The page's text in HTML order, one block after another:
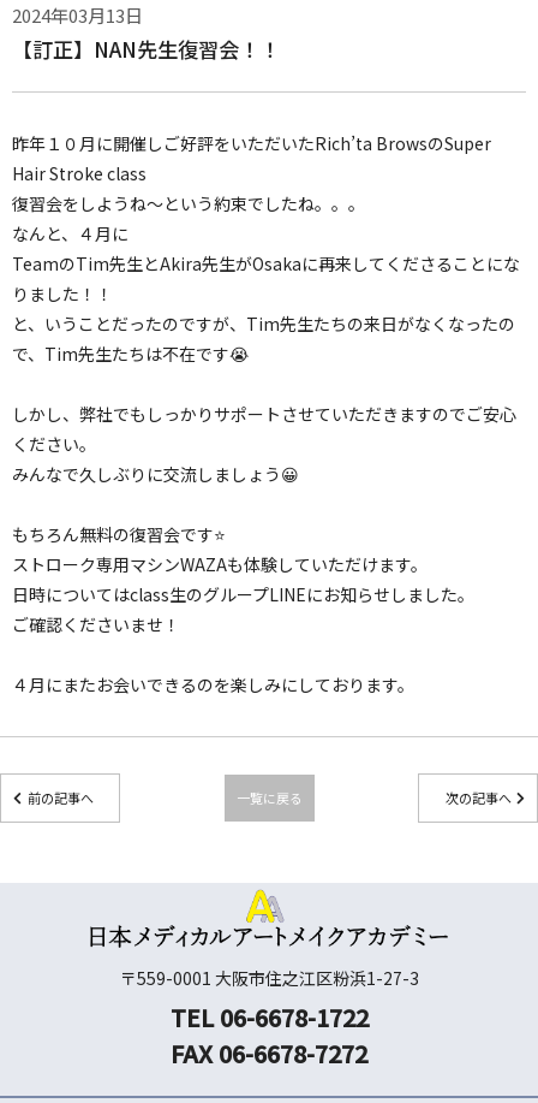
2024年03月13日
【訂正】NAN先生復習会！！
昨年１０月に開催しご好評をいただいたRich’ta BrowsのSuper
Hair Stroke class
復習会をしようね〜という約束でしたね。。。
なんと、４月に
TeamのTim先生とAkira先生がOsakaに再来してくださることにな
りました！！
と、いうことだったのですが、Tim先生たちの来日がなくなったの
で、Tim先生たちは不在です😭
しかし、弊社でもしっかりサポートさせていただきますのでご安心
ください。
みんなで久しぶりに交流しましょう😀
もちろん無料の復習会です⭐️
ストローク専用マシンWAZAも体験していただけます。
日時についてはclass生のグループLINEにお知らせしました。
ご確認くださいませ！
４月にまたお会いできるのを楽しみにしております。
前の記事へ 一覧に戻る 次の記事へ
〒559-0001 大阪市住之江区粉浜1-27-3
TEL 06-6678-1722
FAX 06-6678-7272